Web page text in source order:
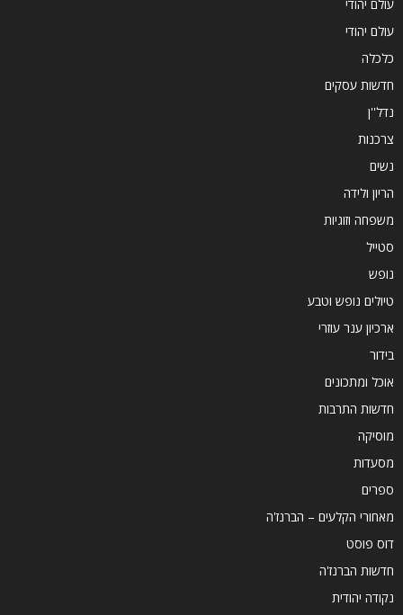
עולם יהודי
עולם יהודי
כלכלה
חדשות עסקים
נדל''ן
צרכנות
נשים
הריון ולידה
משפחה וזוגיות
סטייל
נופש
טיולים נופש וטבע
ארכיון ענר עוזרי
בידור
אוכל ומתכונים
חדשות התרבות
מוסיקה
מסעדות
ספרים
מאחורי הקלעים – הברנז'ה
דוס פוסט
חדשות הברנז'ה
נקודה יהודית